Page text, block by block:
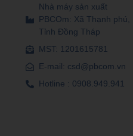
Nhà máy sản xuất
PBCOm: Xã Thạnh phú,
Tỉnh Đồng Tháp
MST: 1201615781
E-mail: csd@pbcom.vn
Hotline : 0908.949.941